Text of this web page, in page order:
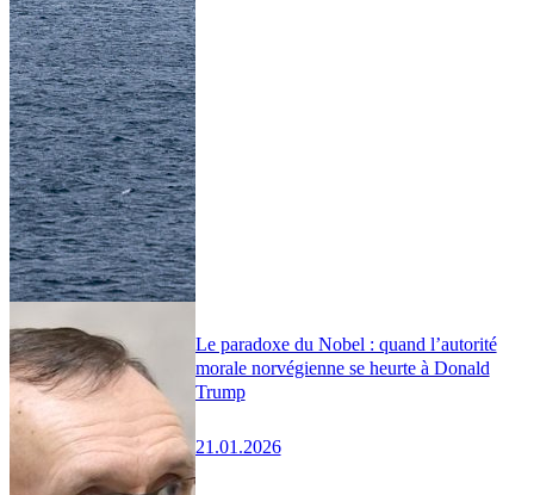
Le paradoxe du Nobel : quand l’autorité
morale norvégienne se heurte à Donald
Trump
21.01.2026